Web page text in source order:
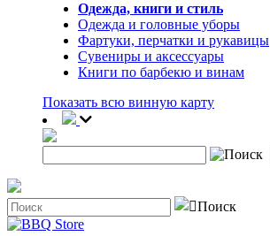
Одежда, книги и стиль
Одежда и головные уборы
Фартуки, перчатки и рукавицы
Сувениры и аксессуары
Книги по барбекю и винам
Показать всю винную карту